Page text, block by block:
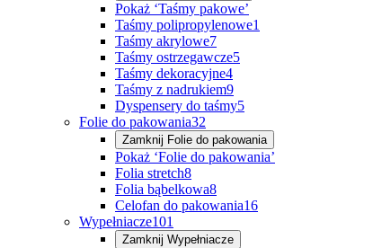
Pokaż ‘Taśmy pakowe’
Taśmy polipropylenowe1
Taśmy akrylowe7
Taśmy ostrzegawcze5
Taśmy dekoracyjne4
Taśmy z nadrukiem9
Dyspensery do taśmy5
Folie do pakowania32
Zamknij Folie do pakowania
Pokaż ‘Folie do pakowania’
Folia stretch8
Folia bąbelkowa8
Celofan do pakowania16
Wypełniacze101
Zamknij Wypełniacze